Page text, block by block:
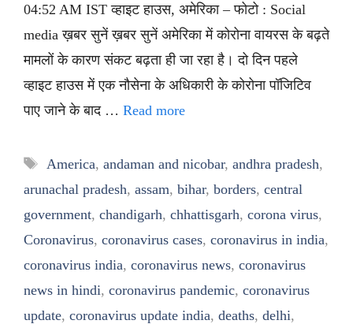
04:52 AM IST व्हाइट हाउस, अमेरिका – फोटो : Social
media ख़बर सुनें ख़बर सुनें अमेरिका में कोरोना वायरस के बढ़ते
मामलों के कारण संकट बढ़ता ही जा रहा है। दो दिन पहले
व्हाइट हाउस में एक नौसेना के अधिकारी के कोरोना पॉजिटिव
पाए जाने के बाद … Read more
Tags
America, andaman and nicobar, andhra pradesh,
arunachal pradesh, assam, bihar, borders, central
government, chandigarh, chhattisgarh, corona virus,
Coronavirus, coronavirus cases, coronavirus in india,
coronavirus india, coronavirus news, coronavirus
news in hindi, coronavirus pandemic, coronavirus
update, coronavirus update india, deaths, delhi,